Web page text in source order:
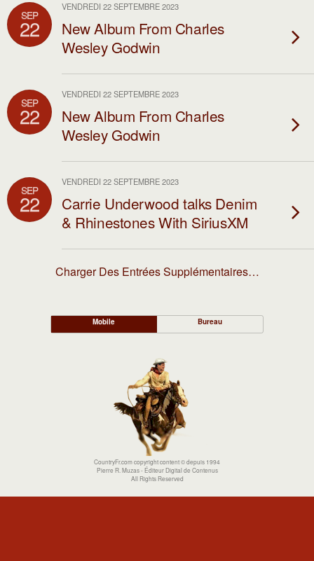
SEP
22
VENDREDI 22 SEPTEMBRE 2023
New Album From Charles
Wesley Godwin
SEP
22
VENDREDI 22 SEPTEMBRE 2023
New Album From Charles
Wesley Godwin
SEP
22
VENDREDI 22 SEPTEMBRE 2023
Carrie Underwood talks Denim
& Rhinestones With SiriusXM
Charger Des Entrées Supplémentaires…
Mobile Bureau
CountryFr.com copyright content © depuis 1994
Pierre R. Muzas - Éditeur Digital de Contenus
All Rights Reserved